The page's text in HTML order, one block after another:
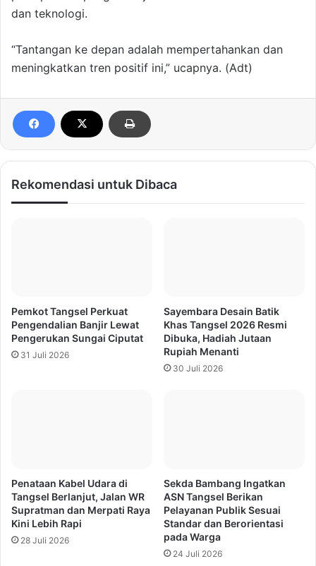
dan teknologi.
“Tantangan ke depan adalah mempertahankan dan
meningkatkan tren positif ini,” ucapnya. (Adt)
Rekomendasi untuk Dibaca
Pemkot Tangsel Perkuat
Pengendalian Banjir Lewat
Pengerukan Sungai Ciputat
31 Juli 2026
Sayembara Desain Batik
Khas Tangsel 2026 Resmi
Dibuka, Hadiah Jutaan
Rupiah Menanti
30 Juli 2026
Penataan Kabel Udara di
Tangsel Berlanjut, Jalan WR
Supratman dan Merpati Raya
Kini Lebih Rapi
28 Juli 2026
Sekda Bambang Ingatkan
ASN Tangsel Berikan
Pelayanan Publik Sesuai
Standar dan Berorientasi
pada Warga
24 Juli 2026